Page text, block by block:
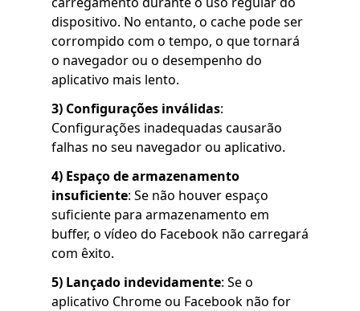
dispositivo. No entanto, o cache pode ser
corrompido com o tempo, o que tornará
o navegador ou o desempenho do
aplicativo mais lento.
3) Configurações inválidas:
Configurações inadequadas causarão
falhas no seu navegador ou aplicativo.
4) Espaço de armazenamento
insuficiente: Se não houver espaço
suficiente para armazenamento em
buffer, o vídeo do Facebook não carregará
com êxito.
5) Lançado indevidamente: Se o
aplicativo Chrome ou Facebook não for